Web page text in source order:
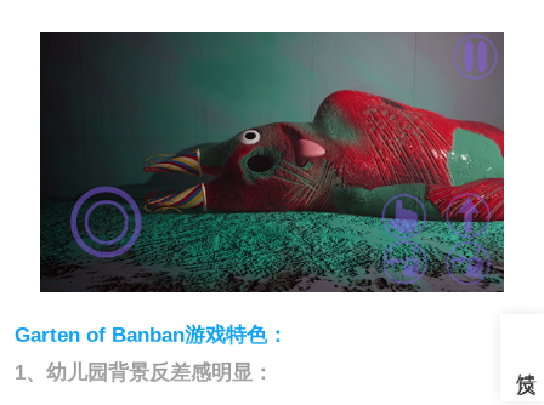
Garten of Banban游戏特色：
1、幼儿园背景反差感明显：